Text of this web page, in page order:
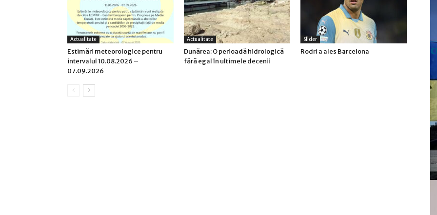
Actualitate
Estimări meteorologice pentru
intervalul 10.08.2026 –
07.09.2026
Actualitate
Dunărea: O perioadă hidrologică
fără egal în ultimele decenii
Slider
Rodri a ales Barcelona